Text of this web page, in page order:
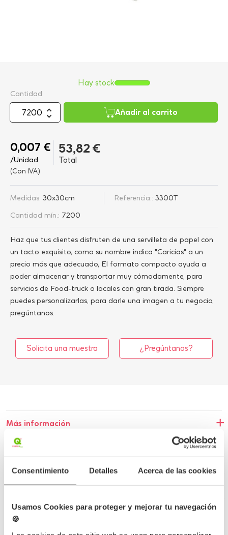
Consentimiento Detalles Acerca de las cookies
Usamos Cookies para proteger y mejorar tu navegación
🍪
0,007 €
/Unidad
(Con IVA)
53,82 €
Total
Haz que tus clientes disfruten de una servilleta de papel con
un tacto exquisito, como su nombre indica "Caricias" a un
precio más que adecuado, El formato compacto ayuda a
poder almacenar y transportar muy cómodamente, para
servicios de Food-truck o locales con gran tirada. Siempre
puedes personalizarlas, para darle una imagen a tu negocio,
pregúntanos.
Cantidad
Añadir al carrito
Medidas: 30x30cm Referencia:: 3300T
Cantidad mín.: 7200
Solicita una muestra ¿Pregúntanos?
Hay stock
Más información
Detalles del producto
Opiniones